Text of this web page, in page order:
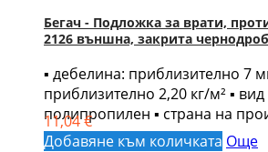
Бегач - Подложка за врати,
2126 външна, закрита
▪ дебелина: приблизително 7
приблизително 2,20 кг/м² ▪
полипропилен ▪ страна на
11,04 €
Добавяне към количката Още